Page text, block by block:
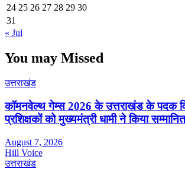
24 25 26 27 28 29 30
31
« Jul
You may Missed
उत्तराखंड
कॉमनवेल्थ गेम्स 2026 के उत्तराखंड के पदक
प्रशिक्षकों को मुख्यमंत्री धामी ने किया सम्मानित
August 7, 2026
Hill Voice
उत्तराखंड